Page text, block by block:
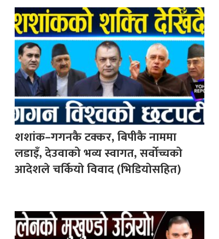
शशांक–गगनकै टक्कर, बिपीकै नाममा
लडाइँ, देउवाको भव्य स्वागत, सर्वोच्चको
आदेशले चर्कियो विवाद (भिडियोसहित)